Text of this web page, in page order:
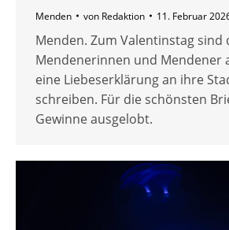
Menden von Redaktion 11. Februar
Menden. Zum Valentinstag sind
Mendenerinnen und Mendener
eine Liebeserklärung an ihre
schreiben. Für die schönsten
Gewinne ausgelobt.